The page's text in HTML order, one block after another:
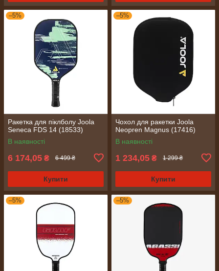
–5%
Ракетка для піклболу Joola
Seneca FDS 14 (18533)
В наявності
6 174,05 ₴ 6 499 ₴
Купити
–5%
Чохол для ракетки Joola
Neopren Magnus (17416)
В наявності
1 234,05 ₴ 1 299 ₴
Купити
–5% –5%